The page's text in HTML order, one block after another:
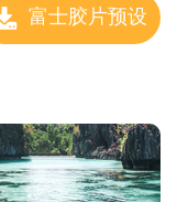
富士胶片预设